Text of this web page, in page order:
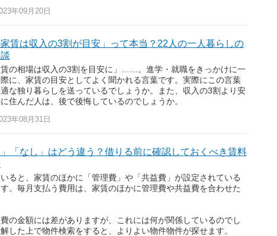
年09月20日
家賃は収入の3割が目安」って本当？22人の一人暮らしの
賃の相場は収入の3割を目安に」……。進学・就職をきっかけに一
に、家賃の目安としてよく聞かれる言葉です。実際にこの言葉
な独り暮らしを送っているでしょうか。また、収入の3割より安
住んだ人は、後で後悔しているのでしょうか。
年08月31日
「なし」はどう違う？借りる前に確認しておくべき賃料
ると、家賃のほかに「管理費」や「共益費」が設定されている
。毎月支払う費用は、家賃のほかに管理費や共益費を合わせた
の金額には差がありますが、これには何が関係しているのでし
した上で物件検索をすると、よりよい物件物件が探せます。